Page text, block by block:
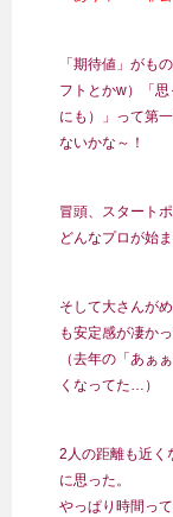
「期待値」がも
フトとかw）「
にも）」って第
ないかな～！
冒頭、スタート
どんなプロが始
そして大さんが
も安定感が凄か
（去年の「あぁ
くなってた…）
2人の距離も近く
に思った。
やっぱり時間っ